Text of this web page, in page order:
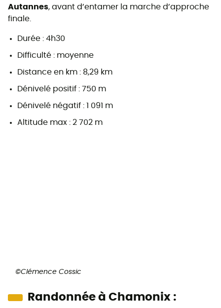
Autannes, avant d’entamer la marche d’approche
finale.
Durée : 4h30
Difficulté : moyenne
Distance en km : 8,29 km
Dénivelé positif : 750 m
Dénivelé négatif : 1 091 m
Altitude max : 2 702 m
©Clémence Cossic
Randonnée à Chamonix :